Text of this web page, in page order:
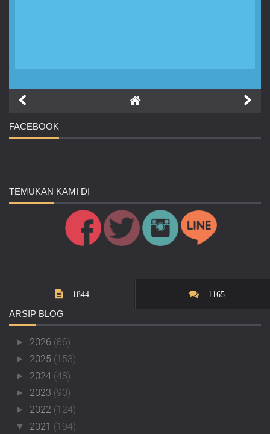
FACEBOOK
TEMUKAN KAMI DI
1844 1165
ARSIP BLOG
► 2026 (86)
► 2025 (153)
► 2024 (48)
► 2023 (90)
► 2022 (124)
▼ 2021 (194)